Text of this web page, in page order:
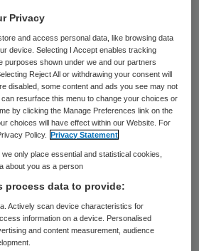
Van Laethem sprak
dagelijkse persconferentie
van ‘zeer gunstige
Volkskrant.
uur werden 43 nieuwe
waarmee er in totaal
liggen. Het aantal
Privacy
and access personal data, like browsing data
device. Selecting I Accept enables tracking
purposes shown under we and our partners
Reject All or withdrawing your consent will
disabled, some content and ads you see may not
resurface this menu to change your choices or
by clicking the Manage Preferences link on the
choices will have effect within our Website. For
Policy.
Privacy Statement
only place essential and statistical cookies,
about you as a person
process data to provide:
Actively scan device characteristics for
information on a device. Personalised
and content measurement, audience